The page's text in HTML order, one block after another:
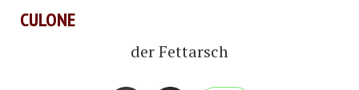
CULONE
der Fettarsch